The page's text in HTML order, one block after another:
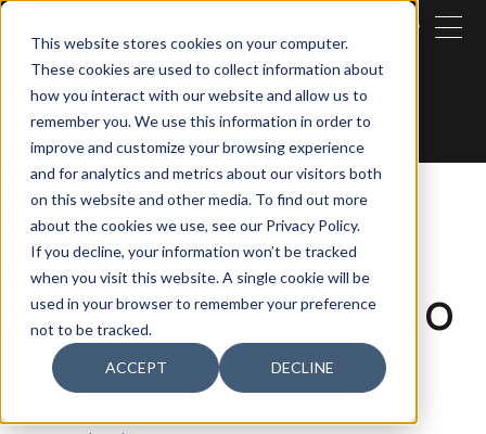
This website stores cookies on your computer.
These cookies are used to collect information about
how you interact with our website and allow us to
remember you. We use this information in order to
improve and customize your browsing experience
and for analytics and metrics about our visitors both
on this website and other media. To find out more
about the cookies we use, see our Privacy Policy.
If you decline, your information won’t be tracked
when you visit this website. A single cookie will be
used in your browser to remember your preference
not to be tracked.
ACCEPT DECLINE
BUSCAR
CERRAR
Mapa del sitio
Home